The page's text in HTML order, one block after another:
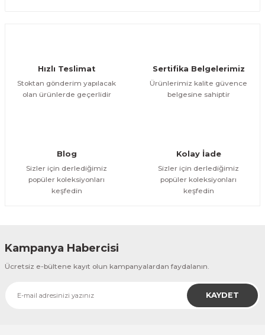
Hızlı Teslimat
Stoktan gönderim yapılacak
olan ürünlerde geçerlidir
Sertifika Belgelerimiz
Ürünlerimiz kalite güvence
belgesine sahiptir
Blog
Sizler için derlediğimiz
popüler koleksiyonları
keşfedin
Kolay İade
Sizler için derlediğimiz
popüler koleksiyonları
keşfedin
Kampanya Habercisi
Ücretsiz e-bültene kayıt olun kampanyalardan faydalanın.
KAYDET